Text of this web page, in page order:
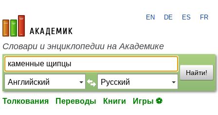
academic.ru
EN DE ES FR
Словари и энциклопедии на Академике
Найти!
Толкования Переводы Книги Игры ⚽